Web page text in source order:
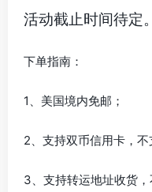
活动截止时间待定。
下单指南：
1、美国境内免邮；
2、支持双币信用卡，
3、支持转运地址收货，